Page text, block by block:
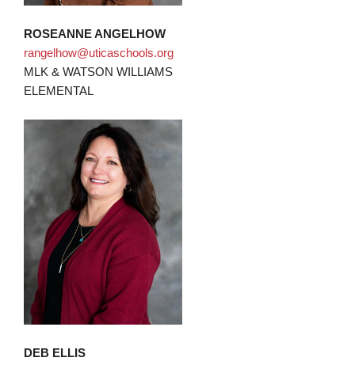
ROSEANNE ANGELHOW
rangelhow@uticaschools.org
MLK & WATSON WILLIAMS
ELEMENTAL
DEB ELLIS